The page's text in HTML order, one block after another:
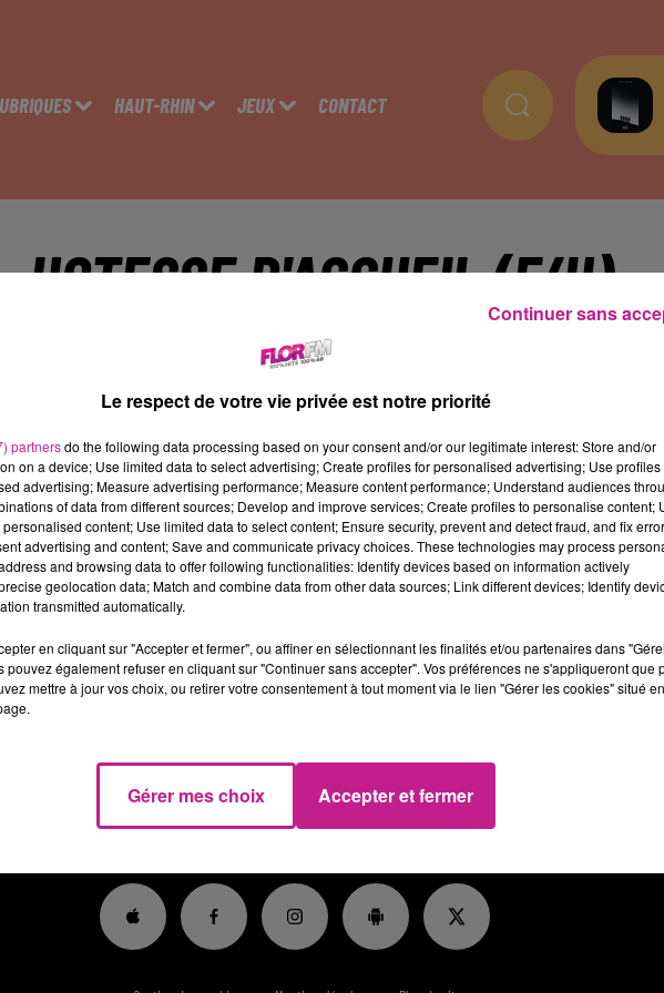
HAUT-RHIN JEUX CONTACT
HOTESSE D'ACCUEIL (F/H)
Le poste d'Hôtesse d'accueil et de recouvrement f/h est à pourvoir sur une longue
Missions :
accueil physique et téléphonique des salariés pour les situations de
délais...)
Horaires : 24 h semaine ; 8h / jour les lundis, mercredis et jeudis ; plages de
13h30 à 17h00
Le respect de votre vie privée est notre priorité
partnersdo the following data processing based on your consent and/or our legitimate interest: Store and/or
on a device; Use limited data to select advertising; Create profiles for personalised advertising; Use profiles
advertising; Measure advertising performance; Measure content performance; Understand audiences
of data from different sources; Develop and improve services; Create profiles to personalise content;
content; Use limited data to select content; Ensure security, prevent and detect fraud, and fix
advertising and content; Save and communicate privacy choices. These technologies may process
and browsing data to offer following functionalities: Identify devices based on information actively
geolocation data; Match and combine data from other data sources; Link different devices; Identify
transmitted automatically.
en cliquant sur "Accepter et fermer", ou affiner en sélectionnant les finalités et/ou partenaires dans
pouvez également refuser en cliquant sur "Continuer sans accepter". Vos préférences ne s'appliqueront que
mettre à jour vos choix, ou retirer votre consentement à tout moment via le lien "Gérer les cookies" situé en
Gérer mes choix Accepter et fermer
Continuer sans